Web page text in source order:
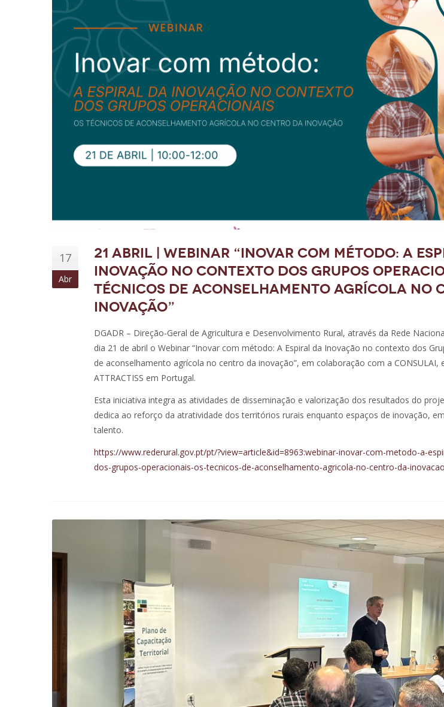
17
Abr
21 abril | Webinar “Inovar com método: A
Inovação no contexto dos Grupos
técnicos de aconselhamento agrícola no
inovação”
DGADR – Direção-Geral de Agricultura e Desenvolvimento Rural, através da Rede
dia 21 de abril o Webinar “Inovar com método: A Espiral da Inovação no contexto dos
de aconselhamento agrícola no centro da inovação”, em colaboração com a
ATTRACTISS em Portugal.
Esta iniciativa integra as atividades de disseminação e valorização dos resultados do
dedica ao reforço da atratividade dos territórios rurais enquanto espaços de inovação,
talento.
https://www.rederural.gov.pt/pt/?view=article&id=8963:webinar-inovar-com-metodo-a-
dos-grupos-operacionais-os-tecnicos-de-aconselhamento-agricola-no-centro-da-